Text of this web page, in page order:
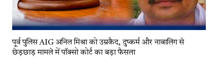
पूर्व पुलिस AIG अनिल मिश्रा को उम्रकैद, दुष्कर्म और नाबालिग से
छेड़छाड़ मामले में पॉक्सो कोर्ट का बड़ा फैसला